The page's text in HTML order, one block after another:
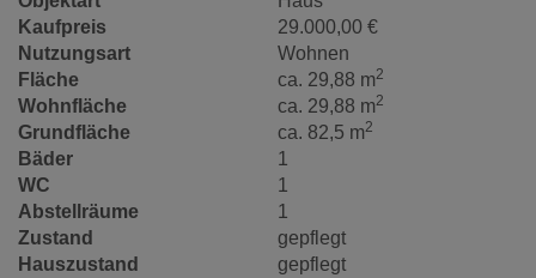
Kaufpreis
29.000,00 €
Nutzungsart
Wohnen
Fläche
ca. 29,88 m2
Wohnfläche ca. 29,88 m2
Grundfläche ca. 82,5 m2
Bäder
1
WC
1
Abstellräume
1
Zustand
gepflegt
Hauszustand
gepflegt